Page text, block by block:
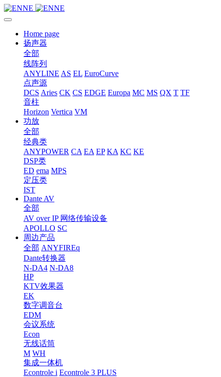
Home page
扬声器
全部
线阵列
ANYLINE AS EL EuroCurve
点声源
DCS Aries CK CS EDGE Europa MC MS QX T TF
音柱
Horizon Vertica VM
功放
全部
经典类
ANYPOWER CA EA EP KA KC KE
DSP类
ED ema MPS
定压类
IST
Dante AV
全部
AV over IP 网络传输设备
APOLLO SC
周边产品
全部 ANYFIREq
Dante转换器
N-DA4 N-DA8
HP
KTV效果器
EK
数字调音台
EDM
会议系统
Econ
无线话筒
M WH
集成一体机
Econtrole i Econtrole 3 PLUS